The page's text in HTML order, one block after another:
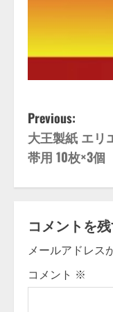
P
o
s
n
a
v
Previous:
大王製紙 エリ
帯用 10枚×3個
コメントを
メールアドレス
コメント ※